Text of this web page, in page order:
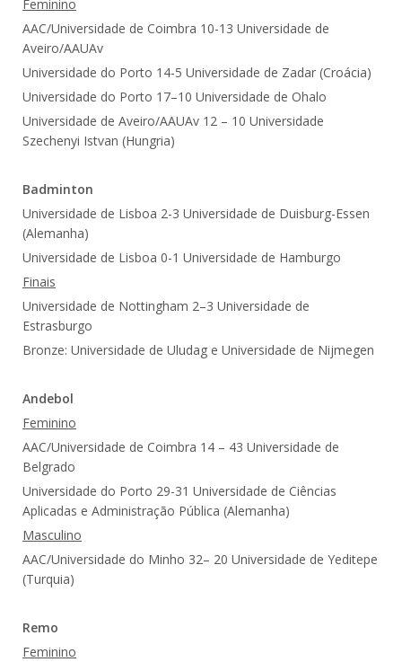
Feminino
AAC/Universidade de Coimbra 10-13 Universidade de
Aveiro/AAUAv
Universidade do Porto 14-5 Universidade de Zadar (Croácia)
Universidade do Porto 17–10 Universidade de Ohalo
Universidade de Aveiro/AAUAv 12 – 10 Universidade
Szechenyi Istvan (Hungria)
Badminton
Universidade de Lisboa 2-3 Universidade de Duisburg-Essen
(Alemanha)
Universidade de Lisboa 0-1 Universidade de Hamburgo
Finais
Universidade de Nottingham 2–3 Universidade de
Estrasburgo
Bronze: Universidade de Uludag e Universidade de Nijmegen
Andebol
Feminino
AAC/Universidade de Coimbra 14 – 43 Universidade de
Belgrado
Universidade do Porto 29-31 Universidade de Ciências
Aplicadas e Administração Pública (Alemanha)
Masculino
AAC/Universidade do Minho 32– 20 Universidade de Yeditepe
(Turquia)
Remo
Feminino